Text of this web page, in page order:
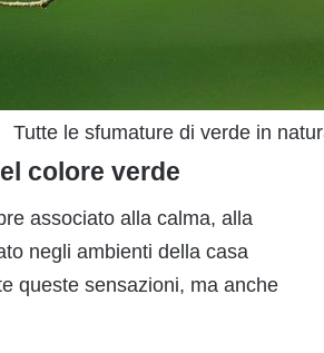
Tutte le sfumature di verde in
colore verde
associato alla calma, alla
negli ambienti della casa
queste sensazioni, ma anche